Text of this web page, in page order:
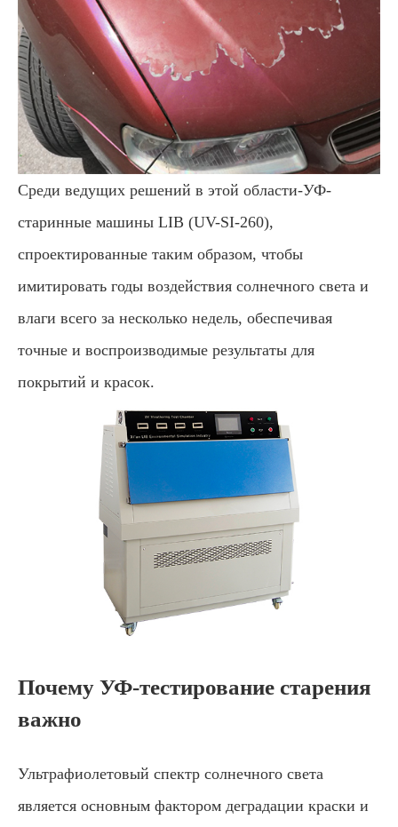
Среди ведущих решений в этой области-УФ-
старинные машины LIB (UV-SI-260),
спроектированные таким образом, чтобы
имитировать годы воздействия солнечного света и
влаги всего за несколько недель, обеспечивая
точные и воспроизводимые результаты для
покрытий и красок.
Почему УФ-тестирование старения
важно
Ультрафиолетовый спектр солнечного света
является основным фактором деградации краски и